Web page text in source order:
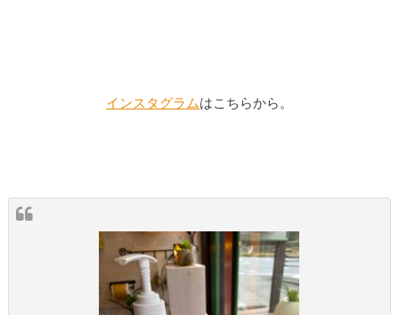
インスタグラムはこちらから。